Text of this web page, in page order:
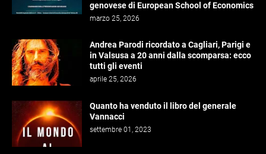
genovese di European School of Economics
marzo 25, 2026
Andrea Parodi ricordato a Cagliari, Parigi e
in Valsusa a 20 anni dalla scomparsa: ecco
tutti gli eventi
aprile 25, 2026
Quanto ha venduto il libro del generale
Vannacci
settembre 01, 2023